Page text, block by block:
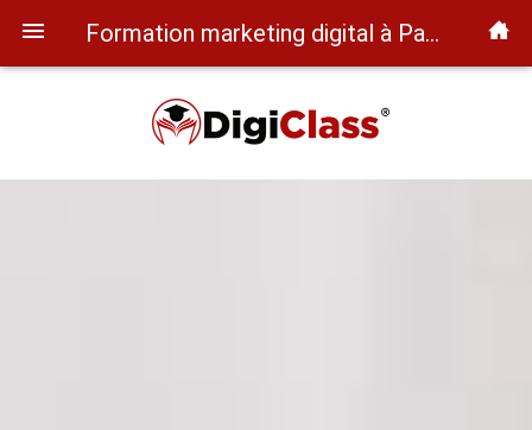
Formation marketing digital à Paris